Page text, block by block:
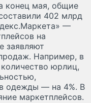
конец мая, общие
402 млрд
—
на
заявляют
Например, в
юрлиц,
одежды — на 4%. В
маркетплейсов.